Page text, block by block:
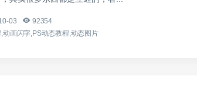
03
92354
动画闪字,PS动态教程,动态图片